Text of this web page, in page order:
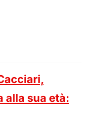
alla sua età: